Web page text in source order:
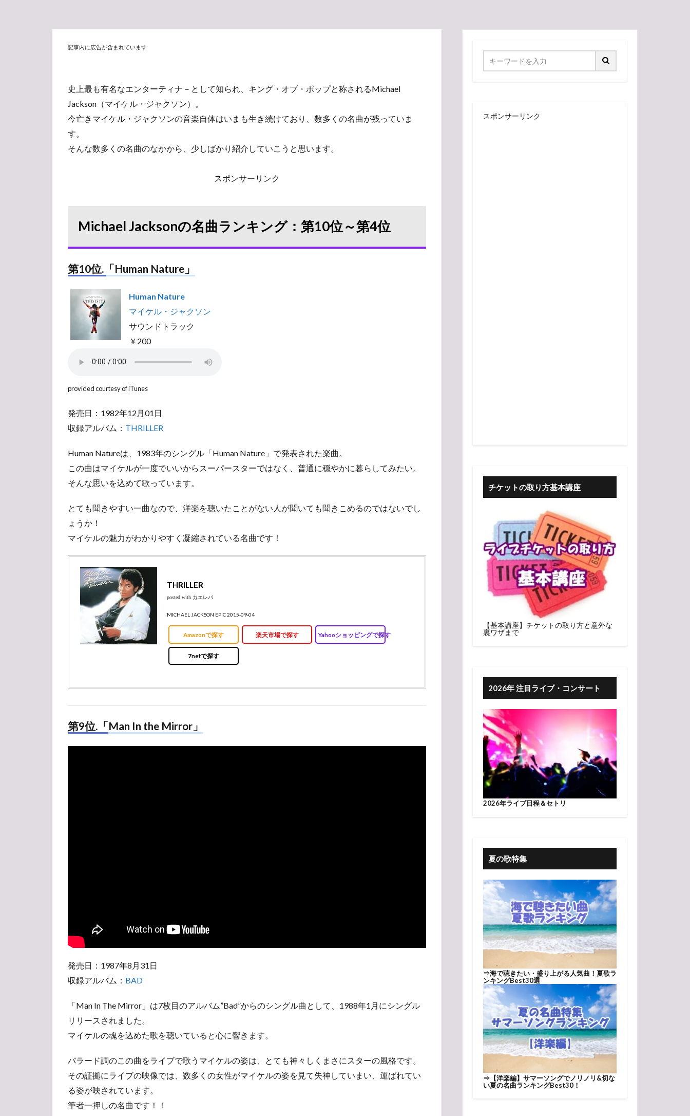
記事内に広告が含まれています
史上最も有名なエンターティナ－として知られ、キング・オブ・ポップと称されるMichael
Jackson（マイケル・ジャクソン）。
今亡きマイケル・ジャクソンの音楽自体はいまも生き続けており、数多くの名曲が残っていま
す。
そんな数多くの名曲のなかから、少しばかり紹介していこうと思います。
スポンサーリンク
Michael Jacksonの名曲ランキング：第10位～第4位
第10位.「Human Nature」
Human Nature
マイケル・ジャクソン
サウンドトラック
￥200
provided courtesy of iTunes
発売日：1982年12月01日
収録アルバム： THRILLER
Human Natureは、1983年のシングル「Human Nature」で発表された楽曲。
この曲はマイケルが一度でいいからスーパースターではなく、普通に穏やかに暮らしてみたい。
そんな思いを込めて歌っています。
とても聞きやすい一曲なので、洋楽を聴いたことがない人が聞いても聞きこめるのではないでし
ょうか！
マイケルの魅力がわかりやすく凝縮されている名曲です！
THRILLER
posted with カエレバ
MICHAEL JACKSON EPIC 2015-09-04
Amazonで探す 楽天市場で探す Yahooショッピングで探す
7netで探す
第9位.「Man In the Mirror」
発売日：1987年8月31日
収録アルバム： BAD
「Man In The Mirror」は7枚目のアルバム”Bad”からのシングル曲として、1988年1月にシングル
リリースされました。
マイケルの魂を込めた歌を聴いていると心に響きます。
バラード調のこの曲をライブで歌うマイケルの姿は、とても神々しくまさにスターの風格です。
その証拠にライブの映像では、数多くの女性がマイケルの姿を見て失神していまい、運ばれてい
る姿が映されています。
筆者一押しの名曲です！！
スポンサーリンク
チケットの取り方基本講座
【基本講座】チケットの取り方と意外な
裏ワザまで
2026年 注目ライブ・コンサート
2026年ライブ日程＆セトリ
夏の歌特集
⇒海で聴きたい・盛り上がる人気曲！夏歌ラ
ンキングBest30選
⇒ 【洋楽編】サマーソングでノリノリ&切な
い夏の名曲ランキングBest30！